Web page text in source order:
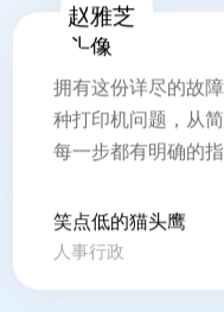
拥有这份详尽的故
种打印机问题，从
每一步都有明确的
笑点低的猫头鹰
人事行政